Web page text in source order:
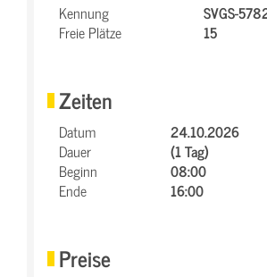
Kennung
SVGS-
Freie Plätze
15
Zeiten
Datum
24.10.2026
Dauer
(1 Tag)
Beginn
08:00
Ende
16:00
Preise